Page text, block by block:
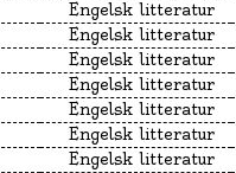
Engelsk litteratur
Engelsk litteratur
Engelsk litteratur
Engelsk litteratur
Engelsk litteratur
Engelsk litteratur
Engelsk litteratur